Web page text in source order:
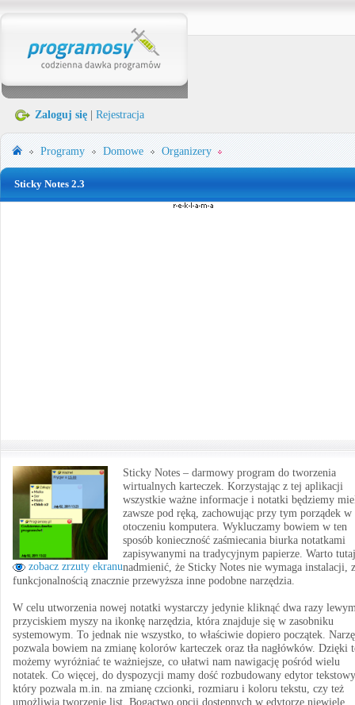
Zaloguj się Rejestracja
Programy Domowe Organizery
Sticky Notes 2.3
zobacz zrzuty ekranu
Sticky Notes – darmowy program do tworzenia
wirtualnych karteczek. Korzystając z tej aplikacji
wszystkie ważne informacje i notatki będziemy
zawsze pod ręką, zachowując przy tym porządek w
otoczeniu komputera. Wykluczamy bowiem w ten
sposób konieczność zaśmiecania biurka notatkami
zapisywanymi na tradycyjnym papierze. Warto tutaj
nadmienić, że Sticky Notes nie wymaga instalacji,
funkcjonalnością znacznie przewyższa inne podobne narzędzia.
W celu utworzenia nowej notatki wystarczy jedynie kliknąć dwa razy
przyciskiem myszy na ikonkę narzędzia, która znajduje się w zasobniku
systemowym. To jednak nie wszystko, to właściwie dopiero początek.
pozwala bowiem na zmianę kolorów karteczek oraz tła nagłówków. Dzięki
możemy wyróżniać te ważniejsze, co ułatwi nam nawigację pośród wielu
notatek. Co więcej, do dyspozycji mamy dość rozbudowany edytor
który pozwala m.in. na zmianę czcionki, rozmiaru i koloru tekstu, czy też
umożliwia tworzenie list. Bogactwo opcji dostępnych w edytorze niewiele